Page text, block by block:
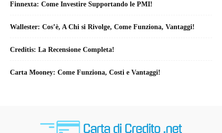
Finnexta: Come Investire Supportando le PMI!
Wallester: Cos’è, A Chi si Rivolge, Come Funziona, Vantaggi!
Creditis: La Recensione Completa!
Carta Mooney: Come Funziona, Costi e Vantaggi!